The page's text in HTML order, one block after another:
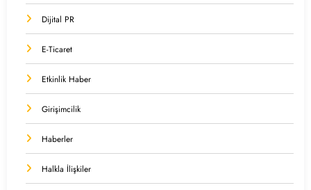
Dijital PR
E-Ticaret
Etkinlik Haber
Girişimcilik
Haberler
Halkla İlişkiler